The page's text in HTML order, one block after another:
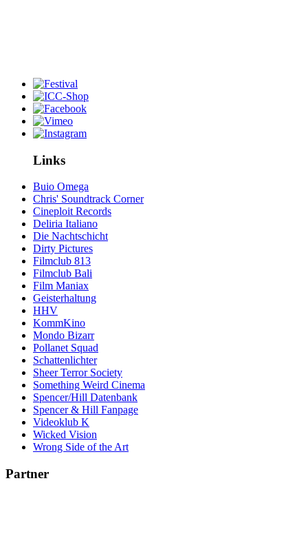
Links
Buio Omega
Chris' Soundtrack Corner
Cineploit Records
Deliria Italiano
Die Nachtschicht
Dirty Pictures
Filmclub 813
Filmclub Bali
Film Maniax
Geisterhaltung
HHV
KommKino
Mondo Bizarr
Pollanet Squad
Schattenlichter
Sheer Terror Society
Something Weird Cinema
Spencer/Hill Datenbank
Spencer & Hill Fanpage
Videoklub K
Wicked Vision
Wrong Side of the Art
Partner